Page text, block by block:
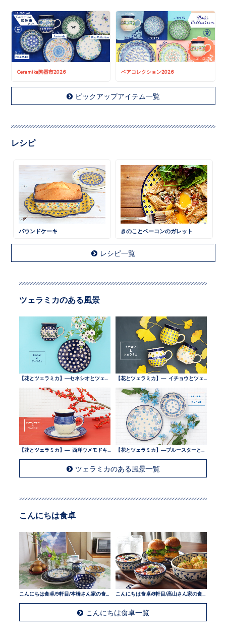
Ceramika陶器市2026 ペアコレクション2026
ピックアップアイテム一覧
レシピ
パウンドケーキ きのことベーコンのガレット
レシピ一覧
ツェラミカのある風景
ツェラミカのある風景一覧
こんにちは食卓
こんにちは食卓/9軒目/本橋さん家の食卓
こんにちは食卓一覧